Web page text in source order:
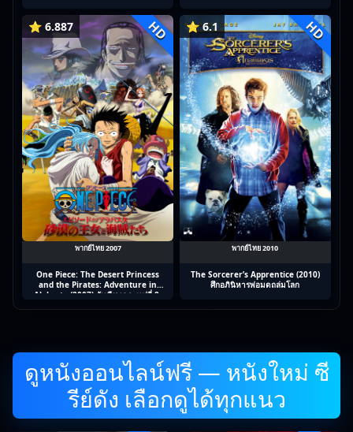
⭐ 6.887 HD
พากย์ไทย 2007
One Piece: The Desert Princess
and the Pirates: Adventure in
Alabasta (2007) วันพีช เดอะมูฟวี่ 8:
⭐ 6.1 HD
พากย์ไทย 2010
The Sorcerer’s Apprentice (2010)
ศึกอภินิหารพ่อมดถล่มโลก
ดูหนังออนไลน์ฟรี — หนังใหม่ ซี
รีย์ดัง เลือกดูได้ทุกแนว